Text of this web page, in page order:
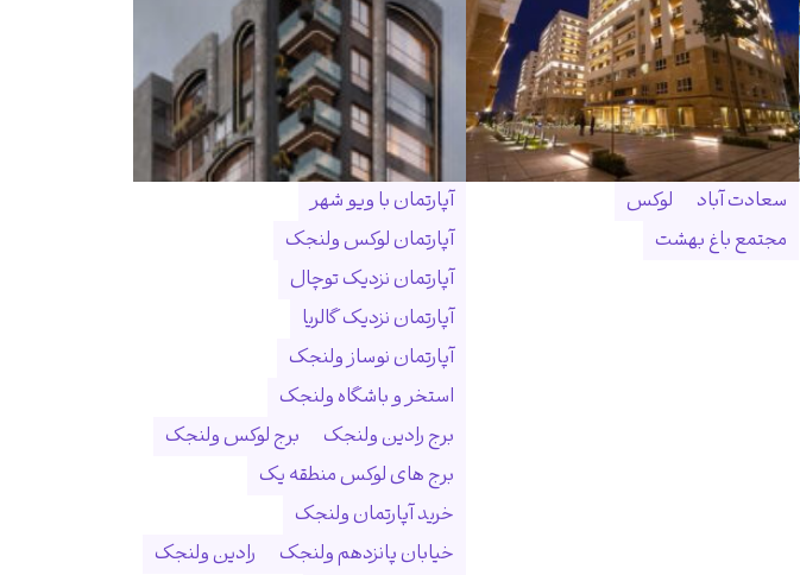
سعادت آباد
لوکس
مجتمع باغ بهشت
آپارتمان با ویو شهر
آپارتمان لوکس ولنجک
آپارتمان نزدیک توچال
آپارتمان نزدیک گالریا
آپارتمان نوساز ولنجک
استخر و باشگاه ولنجک
برج رادین ولنجک
برج لوکس ولنجک
برج های لوکس منطقه یک
خرید آپارتمان ولنجک
خیابان پانزدهم ولنجک
رادین ولنجک